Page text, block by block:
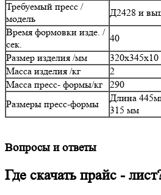
Требуемый пресс /
модель
Д2428 и
Время формовки изде. /
сек.
40
Размер изделия /мм
320х345х10
Масса изделия /кг
2
Масса пресс- формы/кг 290
Размеры пресс-формы
Длина
315 мм
Вопросы и ответы
Где скачать прайс -